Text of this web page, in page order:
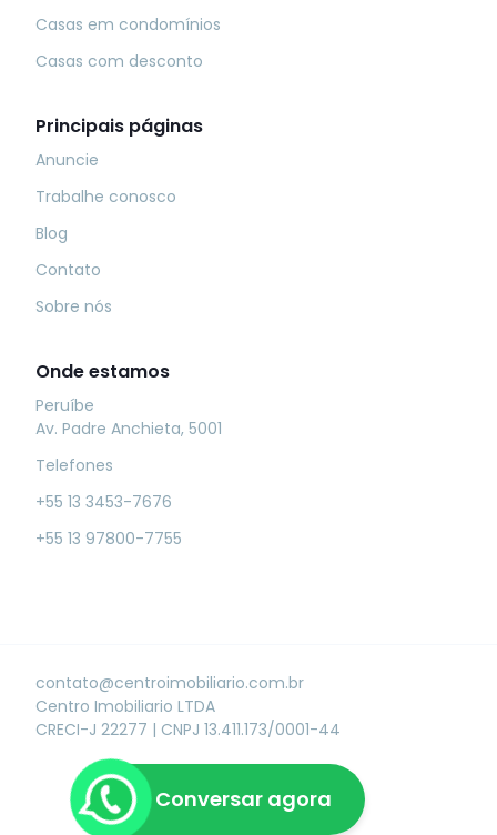
Conversar agora
Casas em condomínios
Casas com desconto
Principais páginas
Anuncie
Trabalhe conosco
Blog
Contato
Sobre nós
Onde estamos
Peruíbe
Av. Padre Anchieta, 5001
Telefones
+55 13 3453-7676
+55 13 97800-7755
Centro Imobiliario LTDA
CRECI-J 22277 | CNPJ 13.411.173/0001-44
contato@centroimobiliario.com.br